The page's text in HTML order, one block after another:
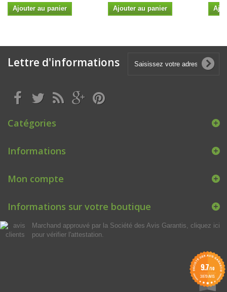
Ajouter au panier Ajouter au panier
Lettre d'informations
Catégories
Informations
Mon compte
Informations sur votre boutique
Marchand approuvé par la Société des Avis Garantis, cliquez ici
pour vérifier l'attestation.
9.7/10
3879 AVIS